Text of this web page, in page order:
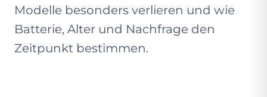
Modelle besonders verlieren und wie
Batterie, Alter und Nachfrage den
Zeitpunkt bestimmen.